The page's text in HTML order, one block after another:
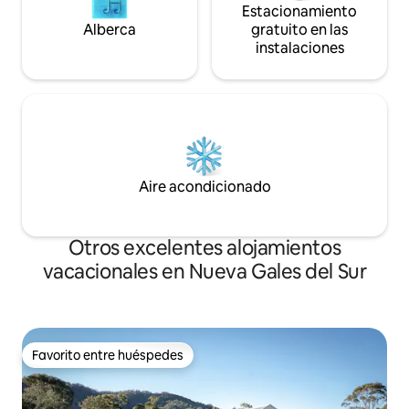
Alberca
Estacionamiento
gratuito en las
instalaciones
Aire acondicionado
Otros excelentes alojamientos
vacacionales en Nueva Gales del Sur
Favorito entre huéspedes
Favorito entre huéspedes